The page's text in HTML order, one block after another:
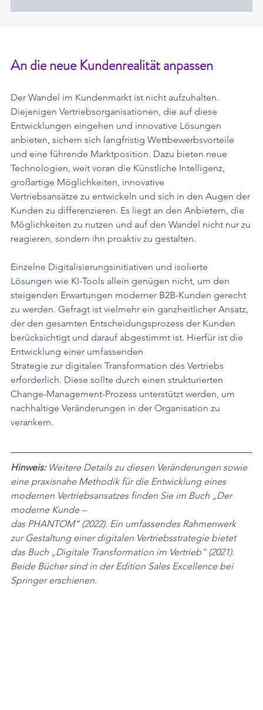
An die neue Kundenrealität anpassen
Der Wandel im Kundenmarkt ist nicht aufzuhalten.
Diejenigen Vertriebsorganisationen, die auf diese
Entwicklungen eingehen und innovative Lösungen
anbieten, sichern sich langfristig Wettbewerbsvorteile
und eine führende Marktposition. Dazu bieten neue
Technologien, weit voran die Künstliche Intelligenz,
großartige Möglichkeiten, innovative
Vertriebsansätze zu entwickeln und sich in den Augen der
Kunden zu differenzieren. Es liegt an den Anbietern, die
Möglichkeiten zu nutzen und auf den Wandel nicht nur zu
reagieren, sondern ihn proaktiv zu gestalten.
Einzelne Digitalisierungsinitiativen und isolierte
Lösungen wie KI-Tools allein genügen nicht, um den
steigenden Erwartungen moderner B2B-Kunden gerecht
zu werden. Gefragt ist vielmehr ein ganzheitlicher Ansatz,
der den gesamten Entscheidungsprozess der Kunden
berücksichtigt und darauf abgestimmt ist. Hierfür ist die
Entwicklung einer umfassenden
Strategie zur digitalen Transformation des Vertriebs
erforderlich. Diese sollte durch einen strukturierten
Change-Management-Prozess unterstützt werden, um
nachhaltige Veränderungen in der Organisation zu
verankern.
Hinweis: Weitere Details zu diesen Veränderungen sowie
eine praxisnahe Methodik für die Entwicklung eines
modernen Vertriebsansatzes finden Sie im Buch „Der
moderne Kunde –
das PHANTOM“ (2022). Ein umfassendes Rahmenwerk
zur Gestaltung einer digitalen Vertriebsstrategie bietet
das Buch „Digitale Transformation im Vertrieb“ (2021).
Beide Bücher sind in der Edition Sales Excellence bei
Springer erschienen.